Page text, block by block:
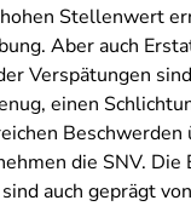
Stellenwert
Aber auch
Verspätungen
einen
die SNV. Die
auch geprägt